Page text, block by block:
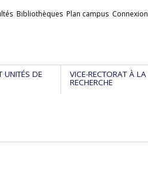
Bibliothèques Plan campus Connexion
UNITÉS DE VICE-RECTORAT À LA
RECHERCHE